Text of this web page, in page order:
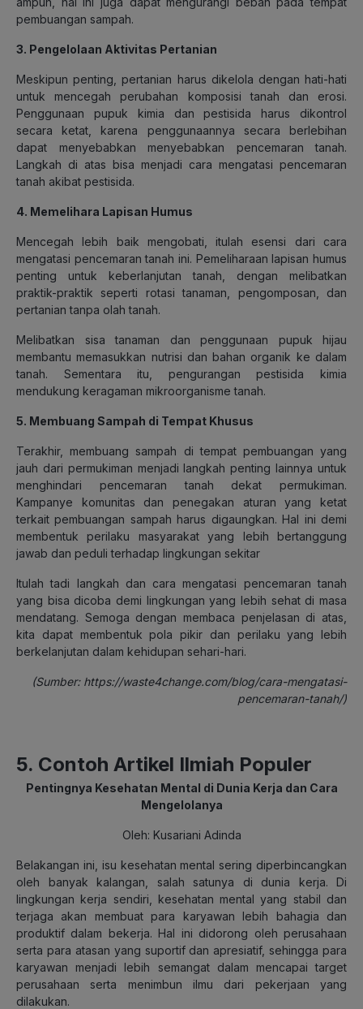
pembuangan sampah.
3. Pengelolaan Aktivitas Pertanian
Meskipun penting, pertanian harus dikelola dengan hati-hati
untuk mencegah perubahan komposisi tanah dan erosi.
Penggunaan pupuk kimia dan pestisida harus dikontrol
secara ketat, karena penggunaannya secara berlebihan
dapat menyebabkan menyebabkan pencemaran tanah.
Langkah di atas bisa menjadi cara mengatasi pencemaran
tanah akibat pestisida.
4. Memelihara Lapisan Humus
Mencegah lebih baik mengobati, itulah esensi dari cara
mengatasi pencemaran tanah ini. Pemeliharaan lapisan humus
penting untuk keberlanjutan tanah, dengan melibatkan
praktik-praktik seperti rotasi tanaman, pengomposan, dan
pertanian tanpa olah tanah.
Melibatkan sisa tanaman dan penggunaan pupuk hijau
membantu memasukkan nutrisi dan bahan organik ke dalam
tanah. Sementara itu, pengurangan pestisida kimia
mendukung keragaman mikroorganisme tanah.
5. Membuang Sampah di Tempat Khusus
Terakhir, membuang sampah di tempat pembuangan yang
jauh dari permukiman menjadi langkah penting lainnya untuk
menghindari pencemaran tanah dekat permukiman.
Kampanye komunitas dan penegakan aturan yang ketat
terkait pembuangan sampah harus digaungkan. Hal ini demi
membentuk perilaku masyarakat yang lebih bertanggung
jawab dan peduli terhadap lingkungan sekitar
Itulah tadi langkah dan cara mengatasi pencemaran tanah
yang bisa dicoba demi lingkungan yang lebih sehat di masa
mendatang. Semoga dengan membaca penjelasan di atas,
kita dapat membentuk pola pikir dan perilaku yang lebih
berkelanjutan dalam kehidupan sehari-hari.
(Sumber: https://waste4change.com/blog/cara-mengatasi-
pencemaran-tanah/)
5. Contoh Artikel Ilmiah Populer
Pentingnya Kesehatan Mental di Dunia Kerja dan Cara
Mengelolanya
Oleh: Kusariani Adinda
Belakangan ini, isu kesehatan mental sering diperbincangkan
oleh banyak kalangan, salah satunya di dunia kerja. Di
lingkungan kerja sendiri, kesehatan mental yang stabil dan
terjaga akan membuat para karyawan lebih bahagia dan
produktif dalam bekerja. Hal ini didorong oleh perusahaan
serta para atasan yang suportif dan apresiatif, sehingga para
karyawan menjadi lebih semangat dalam mencapai target
perusahaan serta menimbun ilmu dari pekerjaan yang
dilakukan.